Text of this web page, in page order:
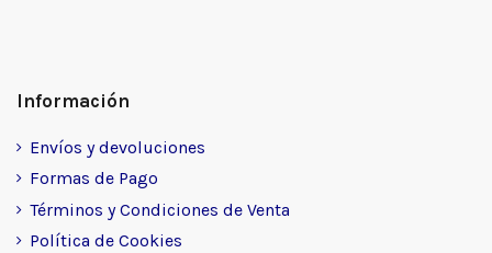
Información
Envíos y devoluciones
Formas de Pago
Términos y Condiciones de Venta
Política de Cookies